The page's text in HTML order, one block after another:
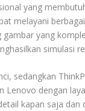
yang
melayani
yang
simulasi
sedangkan
dengan
kapan saja